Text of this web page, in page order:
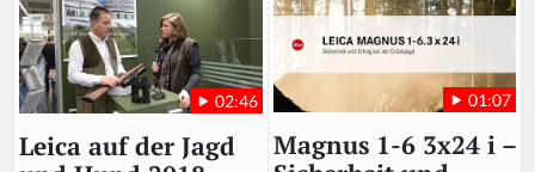
02:46
Leica auf der Jagd
01:07
Magnus 1-6 3x24 i –